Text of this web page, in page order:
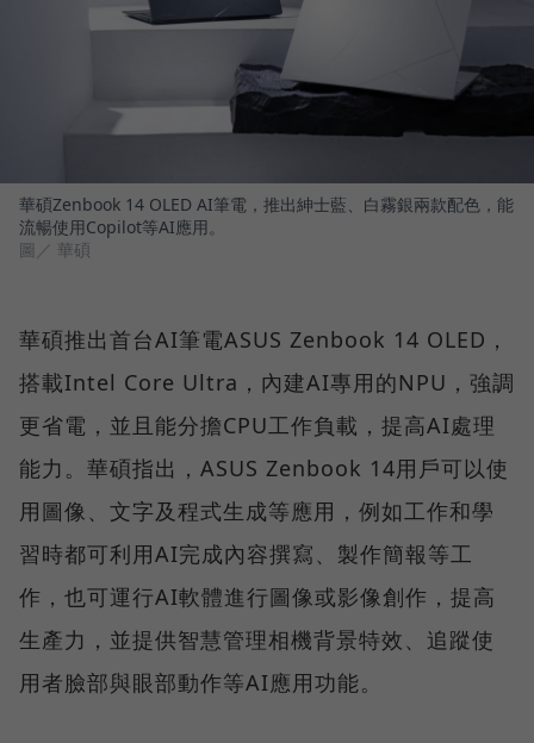
華碩Zenbook 14 OLED AI筆電，推出紳士藍、白霧銀兩款配色，能
流暢使用Copilot等AI應用。
圖／ 華碩
華碩推出首台AI筆電ASUS Zenbook 14 OLED，
搭載Intel Core Ultra，內建AI專用的NPU，強調
更省電，並且能分擔CPU工作負載，提高AI處理
能力。華碩指出，ASUS Zenbook 14用戶可以使
用圖像、文字及程式生成等應用，例如工作和學
習時都可利用AI完成內容撰寫、製作簡報等工
作，也可運行AI軟體進行圖像或影像創作，提高
生產力，並提供智慧管理相機背景特效、追蹤使
用者臉部與眼部動作等AI應用功能。